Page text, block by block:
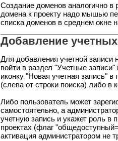
Создание доменов аналогично
домена к проекту надо мышью
списка доменов в среднем окне
Добавление
Для добавления учетной записи
войти в раздел "Учетные
иконку "Новая учетная запись" в
(слева от строки поиска) либо в
Либо пользователь может
самостоятельно, а
учетную запись и укажет роль в
проектах (флаг
активация администратором не